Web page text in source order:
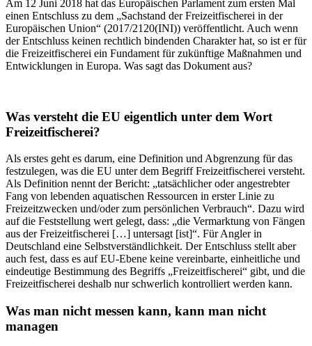
Am 12 Juni 2018 hat das Europäischen Parlament zum ersten Mal
einen Entschluss zu dem „Sachstand der Freizeitfischerei in der
Europäischen Union“ (2017/2120(INI)) veröffentlicht. Auch wenn
der Entschluss keinen rechtlich bindenden Charakter hat, so ist er für
die Freizeitfischerei ein Fundament für zukünftige Maßnahmen und
Entwicklungen in Europa. Was sagt das Dokument aus?
Was versteht die EU eigentlich unter dem Wort
Freizeitfischerei?
Als erstes geht es darum, eine Definition und Abgrenzung für das
festzulegen, was die EU unter dem Begriff Freizeitfischerei versteht.
Als Definition nennt der Bericht: „tatsächlicher oder angestrebter
Fang von lebenden aquatischen Ressourcen in erster Linie zu
Freizeitzwecken und/oder zum persönlichen Verbrauch“. Dazu wird
auf die Feststellung wert gelegt, dass: „die Vermarktung von Fängen
aus der Freizeitfischerei […] untersagt [ist]“. Für Angler in
Deutschland eine Selbstverständlichkeit. Der Entschluss stellt aber
auch fest, dass es auf EU-Ebene keine vereinbarte, einheitliche und
eindeutige Bestimmung des Begriffs „Freizeitfischerei“ gibt, und die
Freizeitfischerei deshalb nur schwerlich kontrolliert werden kann.
Was man nicht messen kann, kann man nicht
managen